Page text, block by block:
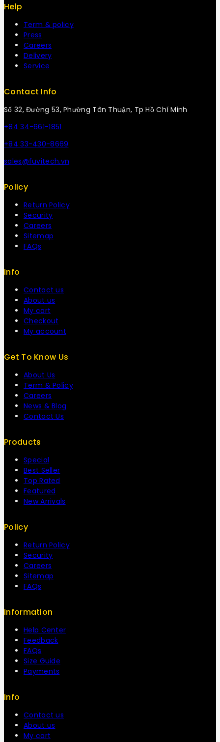
Help
Term & policy
Press
Careers
Delivery
Service
Contact Info
Số 32, Đường 53, Phường Tân Thuận, Tp Hồ Chí Minh
+84 34-661-1851
+84 33-430-8669
sales@fuvitech.vn
Policy
Return Policy
Security
Careers
Sitemap
FAQs
Info
Contact us
About us
My cart
Checkout
My account
Get To Know Us
About Us
Term & Policy
Careers
News & Blog
Contact Us
Products
Special
Best Seller
Top Rated
Featured
New Arrivals
Policy
Return Policy
Security
Careers
Sitemap
FAQs
Information
Help Center
Feedback
FAQs
Size Guide
Payments
Info
Contact us
About us
My cart